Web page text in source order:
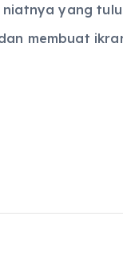
niatnya yang
membuat